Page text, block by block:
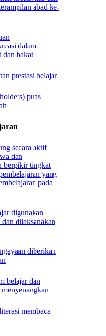
abad ke-
dalam
dan bakat
prestasi belajar
puas
secara aktif
dan
berpikir tingkat
yang
pada
digunakan
dilaksanakan
diberikan
belajar dan
menyenangkan
membaca